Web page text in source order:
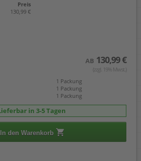
Preis
130,99 €
AB 130,99 €
(zzgl. 19% Mwst.)
1 Packung
1 Packung
1 Packung
in 3-5 Tagen
In den Warenkorb